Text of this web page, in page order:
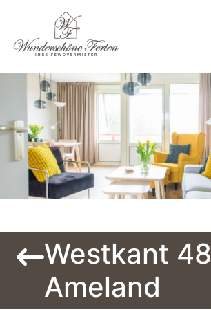
Westkant 48
Ameland